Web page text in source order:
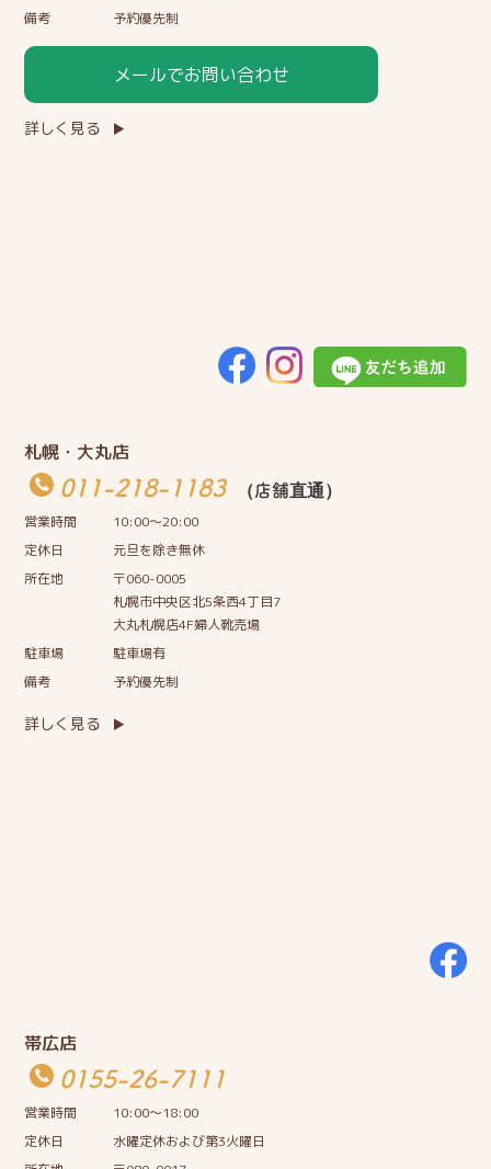
備考
予約優先制
メールでお問い合わせ
詳しく見る
札幌・大丸店
011-218-1183
（店舗直通）
営業時間
10:00〜20:00
定休日
元旦を除き無休
所在地
〒060-0005
札幌市中央区北5条西4丁目7
大丸札幌店4F婦人靴売場
駐車場
駐車場有
備考
予約優先制
詳しく見る
帯広店
0155-26-7111
営業時間
10:00〜18:00
定休日
水曜定休および第3火曜日